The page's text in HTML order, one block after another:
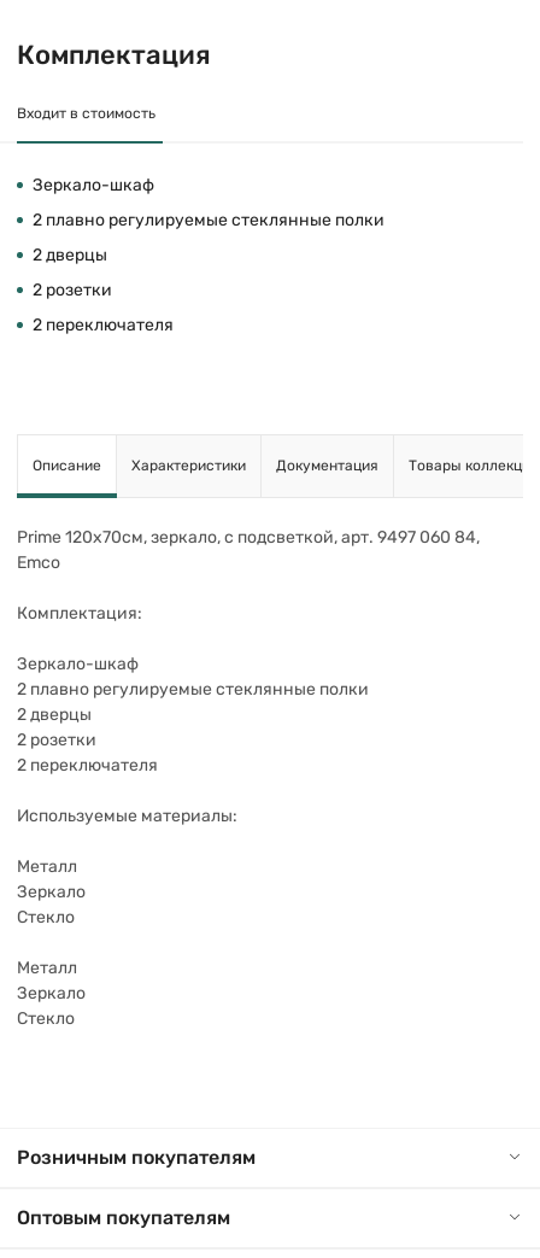
Комплектация
Входит в стоимость
Зеркало-шкаф
2 плавно регулируемые стеклянные полки
2 дверцы
2 розетки
2 переключателя
Описание Характеристики Документация Товары коллекции
Prime 120х70см, зеркало, с подсветкой, арт. 9497 060 84,
Emco
Комплектация:
Зеркало-шкаф
2 плавно регулируемые стеклянные полки
2 дверцы
2 розетки
2 переключателя
Используемые материалы:
Металл
Зеркало
Стекло
Металл
Зеркало
Стекло
Розничным покупателям
Оптовым покупателям